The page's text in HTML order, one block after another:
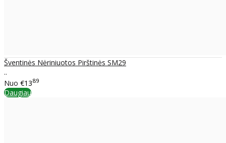
Šventinės Nėriniuotos Pirštinės SM29
..
Nuo €1389
Daugiau